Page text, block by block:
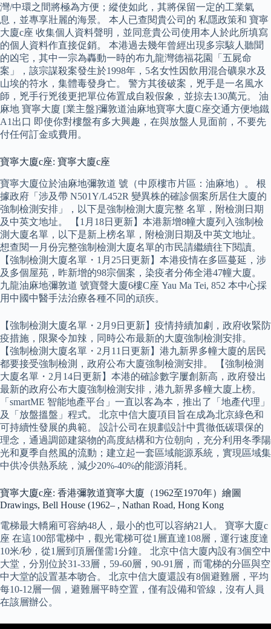
灣/中環之間將極為方便；縱使如此，其將保留一定的工業氣
息，並專享壯麗的海景。 本人已查閱貴公司的 私隱政策和 寶寧
大廈c座 收集個人資料聲明，並同意貴公司使用本人於此所填寫
的個人資料作直接促銷。 本港過去幾年曾經出現多宗駭人聽聞
的凶宅，其中一宗為轟動一時的布九龍灣德福花園「五屍命
案」，該宗謀殺案發生於1998年，5名女性因飲用混合礦泉水及
山埃的符水，集體毒發身亡。 警方其後破案，兇手是一名風水
師，兇手行兇後更把單位佈置成自殺假象，並掠去130萬元。 油
麻地 寶寧大廈 [業主盤]彌敦道油麻地寶寧大廈C座交通方便地鐵
A1出口 即使你對樓盤有多大興趣，在與放盤人見面前，不要先
付任何訂金或費用。
寶寧大廈c座: 寶寧大廈c座
寶寧大廈位於油麻地彌敦道 號（中原樓市片區：油麻地）。 根
據政府「涉及帶 N501Y/L452R 變異株的確診個案所居住大廈的
強制檢測安排」，以下是強制檢測大廈完整 名單，附檢測日期
及中英文地址。 【1月18日更新】本港新增8幢大廈列入強制檢
測大廈名單，以下是新上榜名單，附檢測日期及中英文地址。
想查閱一月份完整強制檢測大廈名單的市民請繼續往下閱讀。
【強制檢測大廈名單・1月25日更新】本港疫情在多區蔓延，涉
及多個屋苑，昨新增的98宗個案，染疫者分佈全港47幢大廈。
九龍油麻地彌敦道 號寶聲大廈6樓C座 Yau Ma Tei, 852 本中心採
用中國中醫手法治療各種不同的頑疾。
【強制檢測大廈名單・2月9日更新】疫情持續加劇，政府收緊防
疫措施，限聚令加辣，同時公布最新的大廈強制檢測安排。
【強制檢測大廈名單・2月11日更新】港九新界多幢大廈的居民
都要接受強制檢測，政府公布大廈強制檢測安排。 【強制檢測
大廈名單・2月14日更新】本港的確診數字屢創新高，政府發出
最新的政府公布大廈強制檢測安排，港九新界多幢大廈上榜。
「smartME 智能地產平台」一直以客為本，推出了「地產代理」
及「放盤搵盤」程式。 北京中信大廈項目旨在成為北京綠色和
可持續性發展的典範。 設計公司在規劃設計中貫徹低碳環保的
理念，通過調節建築物的高度結構和方位朝向，充分利用冬季陽
光和夏季自然風的流動；建立起一套區域能源系統，實現區域集
中供冷供熱系統，減少20%-40%的能源消耗。
寶寧大廈c座: 香港彌敦道寶寧大廈（1962至1970年）繪圖
Drawings, Bell House (1962– , Nathan Road, Hong Kong
電梯最大轎廂可容納48人，最小的也可以容納21人。 寶寧大廈c
座 在這100部電梯中，觀光電梯可從1層直達108層，運行速度達
10米/秒，從1層到頂層僅需1分鐘。 北京中信大廈內設有3個空中
大堂，分別位於31-33層，59-60層，90-91層，而電梯的分區與空
中大堂的設置基本吻合。 北京中信大廈還設有8個避難層，平均
每10-12層一個，避難層平時空置，僅有設備和管線，沒有人員
在該層辦公。